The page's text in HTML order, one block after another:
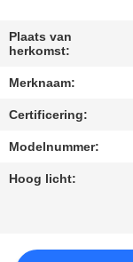
POLICY
Plaats van
herkomst:
Merknaam:
Certificering:
Modelnummer:
Hoog licht: